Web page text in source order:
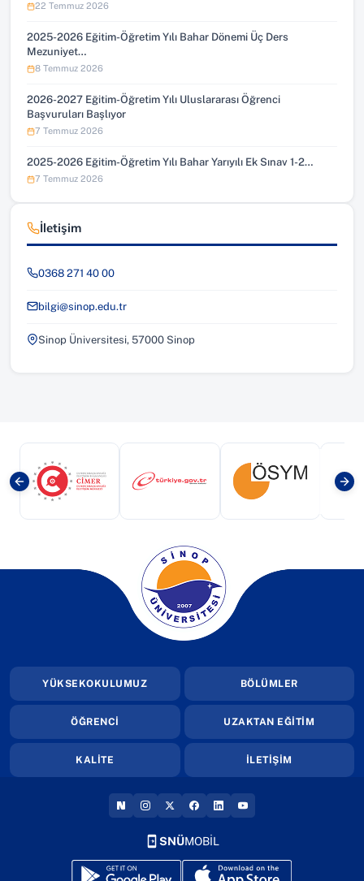
22 Temmuz 2026
2025-2026 Eğitim-Öğretim Yılı Bahar Dönemi Üç Ders
Mezuniyet…
8 Temmuz 2026
2026-2027 Eğitim-Öğretim Yılı Uluslararası Öğrenci
Başvuruları Başlıyor
7 Temmuz 2026
2025-2026 Eğitim-Öğretim Yılı Bahar Yarıyılı Ek Sınav 1-2…
7 Temmuz 2026
İletişim
0368 271 40 00
bilgi@sinop.edu.tr
Sinop Üniversitesi, 57000 Sinop
(yeni sekmede açılır)(yeni sekmede açılır)(yeni sekmede
(yeni sekmede açılır)
YÜKSEKOKULUMUZ BÖLÜMLER
ÖĞRENCİ UZAKTAN EĞİTİM
KALİTE İLETİŞİM
(YENI SEKMEDE AÇILIR)
(YENI SEKMEDE AÇILIR)
(YENI SEKMEDE AÇILIR)
(YENI SEKMEDE AÇILIR)
(YENI SEKMEDE AÇILIR)
(YENI SEKMEDE
SNÜMOBİL